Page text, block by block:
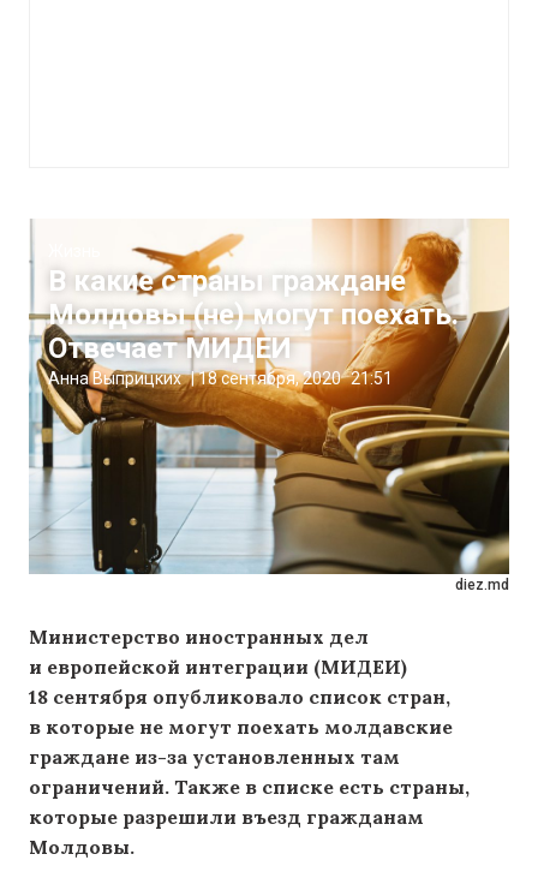
diez.md
В какие страны граждане
Молдовы (не) могут поехать.
Отвечает МИДЕИ
Анна Выприцких |18 сентября, 2020 21:51
Министерство иностранных дел
и европейской интеграции (МИДЕИ)
18 сентября опубликовало список стран,
в которые не могут поехать молдавские
граждане из-за установленных там
ограничений. Также в списке есть страны,
которые разрешили въезд гражданам
Молдовы.